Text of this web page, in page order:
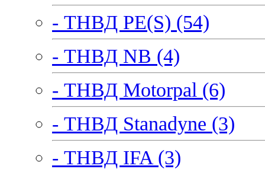
- ТНВД PE(S) (54)
- ТНВД NB (4)
- ТНВД Motorpal (6)
- ТНВД Stanadyne (3)
- ТНВД IFA (3)